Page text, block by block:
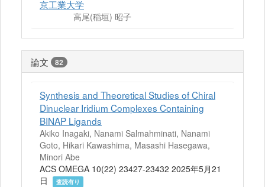
京工業大学
高尾(稲垣) 昭子
論文 82
Synthesis and Theoretical Studies of Chiral
Dinuclear Iridium Complexes Containing
BINAP Ligands
Akiko Inagaki, Nanami Salmahminati, Nanami
Goto, Hikari Kawashima, Masashi Hasegawa,
Minori Abe
ACS OMEGA 10(22) 23427-23432 2025年5月21
日
査読有り